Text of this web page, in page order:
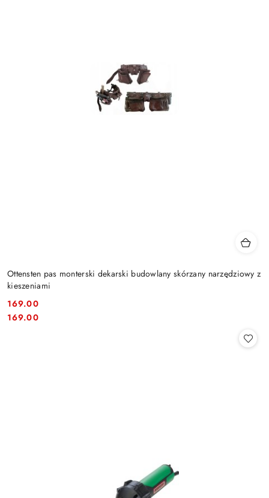
Ottensten pas monterski dekarski budowlany skórzany narzędziowy z
kieszeniami
Cena:
169.00
Cena:
169.00